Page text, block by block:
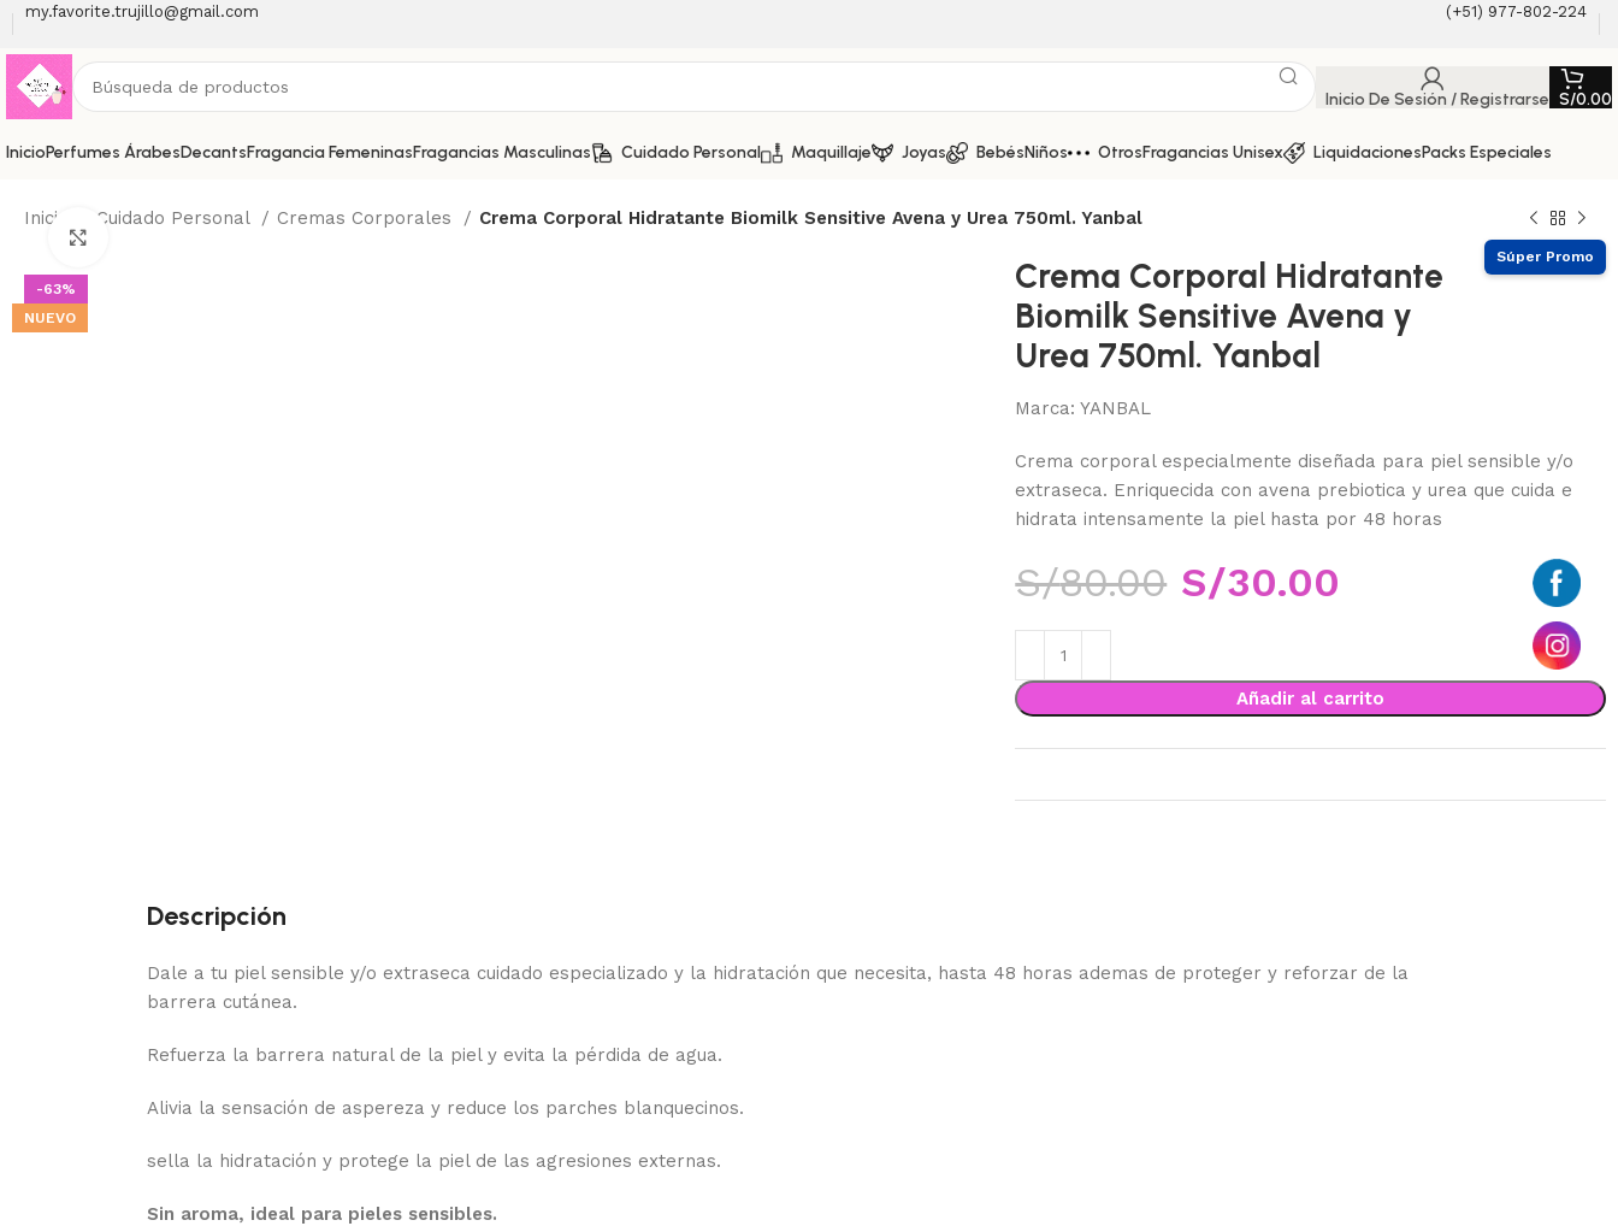
my.favorite.trujillo@gmail.com (+51) 977-802-224
Inicio De Sesión / Registrarse S/0.00
InicioPerfumes ÁrabesDecantsFragancia FemeninasFragancias Masculinas Cuidado Personal Maquillaje Joyas BebésNiños OtrosFragancias Unisex LiquidacionesPacks Especiales
Inicio Cuidado Personal Cremas Corporales Crema Corporal Hidratante Biomilk Sensitive Avena y Urea 750ml. Yanbal
-63%
NUEVO
Crema Corporal Hidratante
Biomilk Sensitive Avena y
Urea 750ml. Yanbal
Marca:YANBAL
Crema corporal especialmente diseñada para piel sensible y/o
extraseca. Enriquecida con avena prebiotica y urea que cuida e
hidrata intensamente la piel hasta por 48 horas
S/80.00 S/30.00
Añadir al carrito
Descripción
Dale a tu piel sensible y/o extraseca cuidado especializado y la hidratación que necesita, hasta 48 horas ademas de proteger y reforzar de la
barrera cutánea.
Refuerza la barrera natural de la piel y evita la pérdida de agua.
Alivia la sensación de aspereza y reduce los parches blanquecinos.
sella la hidratación y protege la piel de las agresiones externas.
Sin aroma, ideal para pieles sensibles.